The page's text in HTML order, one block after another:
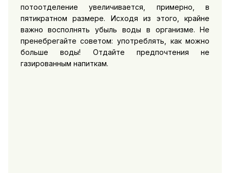
потоотделение увеличивается, примерно, в
пятикратном размере. Исходя из этого, крайне
важно восполнять убыль воды в организме. Не
пренебрегайте советом: употреблять, как можно
больше воды! Отдайте предпочтения не
газированным напиткам.